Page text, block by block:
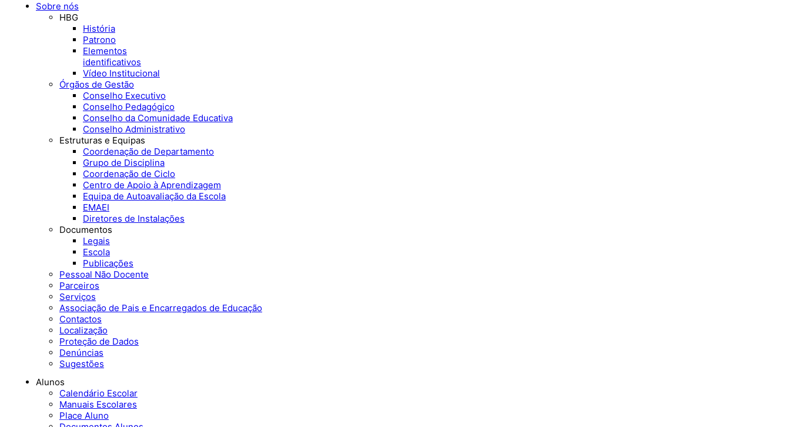
Sobre nós
HBG
História
Patrono
Elementos
identificativos
Vídeo Institucional
Órgãos de Gestão
Conselho Executivo
Conselho Pedagógico
Conselho da Comunidade Educativa
Conselho Administrativo
Estruturas e Equipas
Coordenação de Departamento
Grupo de Disciplina
Coordenação de Ciclo
Centro de Apoio à Aprendizagem
Equipa de Autoavaliação da Escola
EMAEI
Diretores de Instalações
Documentos
Legais
Escola
Publicações
Pessoal Não Docente
Parceiros
Serviços
Associação de Pais e Encarregados de Educação
Contactos
Localização
Proteção de Dados
Denúncias
Sugestões
Alunos
Calendário Escolar
Manuais Escolares
Place Aluno